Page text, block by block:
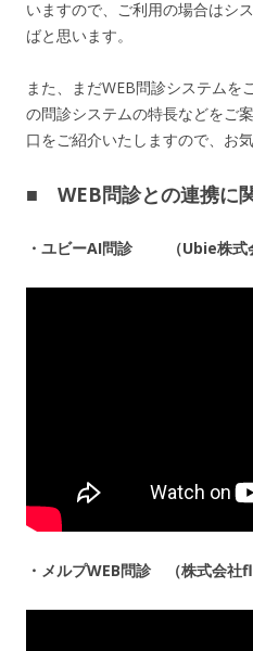
いますので、ご利用の場合はシ
ばと思います。
また、まだWEB問診システムを
の問診システムの特長などをご
口をご紹介いたしますので、お
■ WEB問診との連携に
・ユビーAI問診 （Ubie株式
・メルプWEB問診 （株式会社